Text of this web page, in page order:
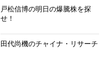
戸松信博の明日の爆騰株を探
せ！
田代尚機のチャイナ・リサーチ